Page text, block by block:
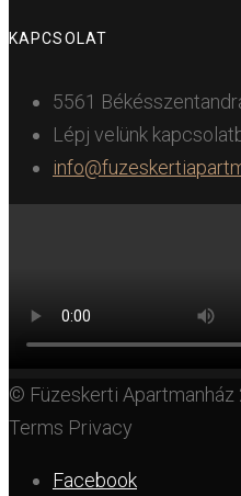
KAPCSOLAT
5561
Lépj velünk
© Füzeskerti Apartmanház
Terms Privacy
Facebook